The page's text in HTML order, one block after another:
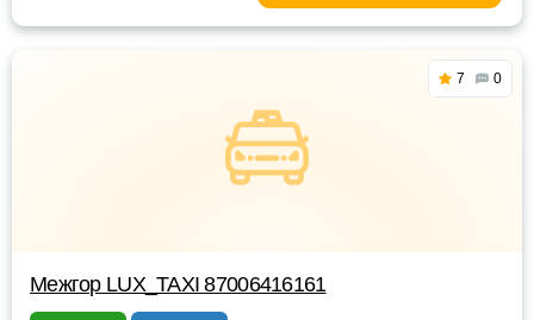
7 0
Межгор LUX_TAXI 87006416161